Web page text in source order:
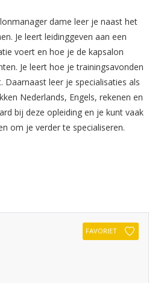
dame leer je naast het
Je leert leidinggeven aan een
voert en hoe je de kapsalon
Je leert hoe je trainingsavonden
Daarnaast leer je specialisaties als
Nederlands, Engels, rekenen en
bij deze opleiding en je kunt vaak
om je verder te specialiseren.
FAVORIET